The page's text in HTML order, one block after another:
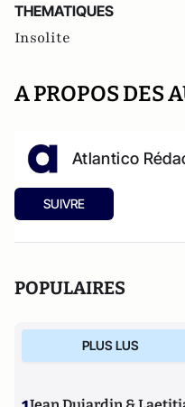
THEMATIQUES
Insolite
A PROPOS DES
Atlantico
SUIVRE
POPULAIRES
PLUS LUS